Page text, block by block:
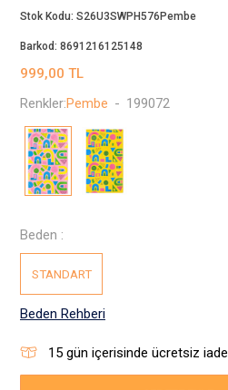
Stok Kodu: S26U3SWPH576Pembe
Barkod: 8691216125148
999,00 TL
Beden Rehberi
Beden :
STANDART
15 gün içerisinde ücretsiz iade
Renkler:Pembe - 199072
Lee
Only
Nike
Levi`s
Erke